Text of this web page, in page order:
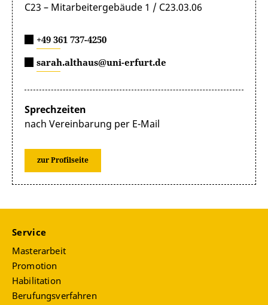
C23 – Mitarbeitergebäude 1 / C23.03.06
+49 361 737-4250
sarah.althaus@uni-erfurt.de
Sprechzeiten
nach Vereinbarung per E-Mail
zur Profilseite
Service
Masterarbeit
Promotion
Habilitation
Berufungsverfahren